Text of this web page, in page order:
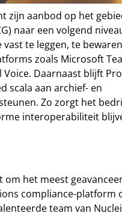
zijn aanbod op het
naar een volgend
te leggen, te
zoals Microsoft
Voice. Daarnaast blijft
scala aan archief- en
Zo zorgt het
interoperabiliteit
het meest
compliance-platform
team van